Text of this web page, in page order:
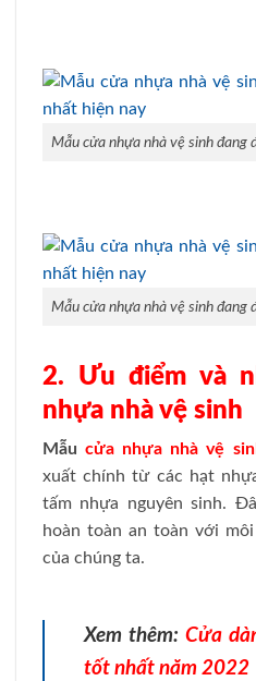
Mẫu cửa nhựa nhà vệ sinh đang
Mẫu cửa nhựa nhà vệ sinh đang
2. Ưu điểm và
nhựa nhà vệ sinh
Mẫucửa nhựa nhà vệ
xuất chính từ các hạt
tấm nhựa nguyên sinh.
hoàn toàn an toàn với
của chúng ta.
Xem thêm:Cửa
tốt nhất năm 2022